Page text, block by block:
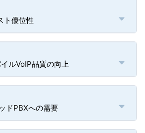
ト優位性
ルVoIP品質の向上
ドPBXへの需要